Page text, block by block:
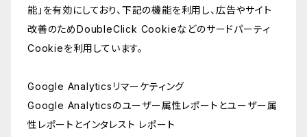
能」を有効にしており、下記の機能を利用し、広告やサイト
改善のためDoubleClick Cookieなどのサードパーティ
Cookieを利用しています。
Google Analyticsリマーケティング
Google Analyticsのユーザー属性レポートとユーザー属
性レポートとインタレスト レポート